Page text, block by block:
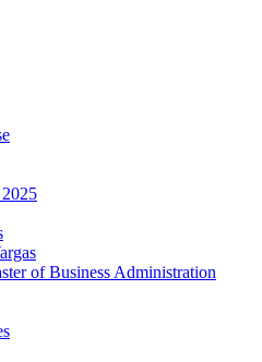
of Business Administration